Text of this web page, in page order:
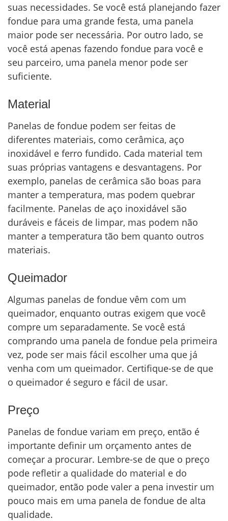
suas necessidades. Se você está planejando fazer
fondue para uma grande festa, uma panela
maior pode ser necessária. Por outro lado, se
você está apenas fazendo fondue para você e
seu parceiro, uma panela menor pode ser
suficiente.
Material
Panelas de fondue podem ser feitas de
diferentes materiais, como cerâmica, aço
inoxidável e ferro fundido. Cada material tem
suas próprias vantagens e desvantagens. Por
exemplo, panelas de cerâmica são boas para
manter a temperatura, mas podem quebrar
facilmente. Panelas de aço inoxidável são
duráveis e fáceis de limpar, mas podem não
manter a temperatura tão bem quanto outros
materiais.
Queimador
Algumas panelas de fondue vêm com um
queimador, enquanto outras exigem que você
compre um separadamente. Se você está
comprando uma panela de fondue pela primeira
vez, pode ser mais fácil escolher uma que já
venha com um queimador. Certifique-se de que
o queimador é seguro e fácil de usar.
Preço
Panelas de fondue variam em preço, então é
importante definir um orçamento antes de
começar a procurar. Lembre-se de que o preço
pode refletir a qualidade do material e do
queimador, então pode valer a pena investir um
pouco mais em uma panela de fondue de alta
qualidade.